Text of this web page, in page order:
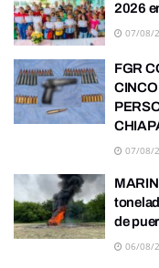
2026
07/08/
FGR
07/08/
de
06/08/